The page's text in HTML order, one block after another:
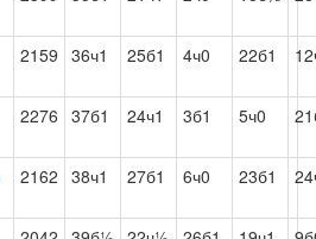
2159 36ч1 25б1 4ч0 22б1
2276 37б1 24ч1 3б1 5ч0
2162 38ч1 27б1 6ч0 23б1